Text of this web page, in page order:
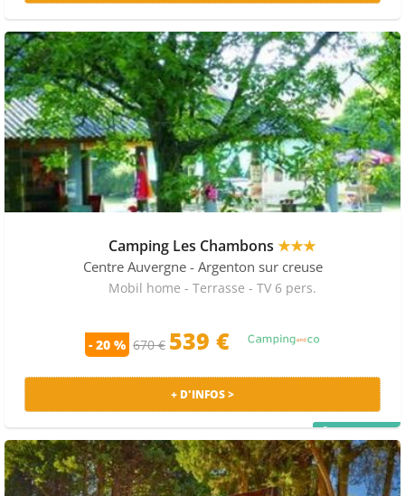
Camping Les Chambons ★★★
Centre Auvergne - Argenton sur creuse
Mobil home - Terrasse - TV 6 pers.
- 20 % 670 € 539 €
+ D'INFOS >